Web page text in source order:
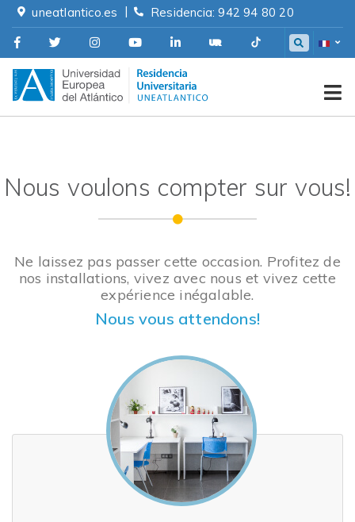
Skip
content
uneatlantico.es | Residencia: 942 94 80 20
Residencia Universitaria
Nous voulons compter sur vous!
Ne laissez pas passer cette occasion. Profitez de
nos installations, vivez avec nous et vivez cette
expérience inégalable.
Nous vous attendons!